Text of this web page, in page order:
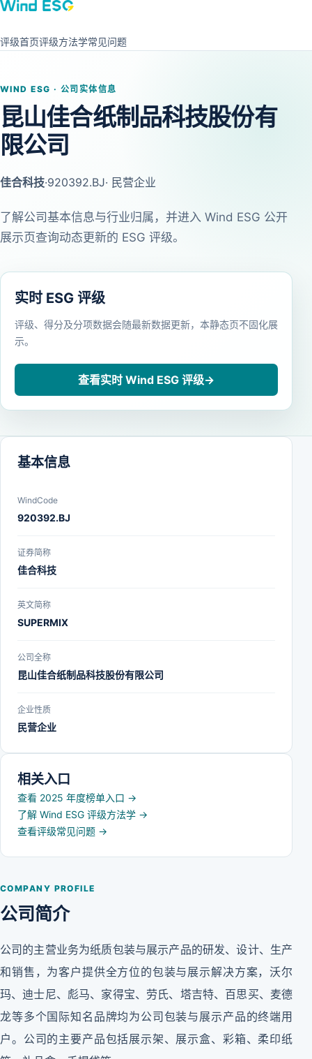
评级首页评级方法学常见问题
WIND ESG · 公司实体信息
昆山佳合纸制品科技股份有
限公司
佳合科技·920392.BJ· 民营企业
了解公司基本信息与行业归属，并进入 Wind ESG 公开
展示页查询动态更新的 ESG 评级。
实时 ESG 评级
评级、得分及分项数据会随最新数据更新，本静态页不固化展
示。
查看实时 Wind ESG 评级→
COMPANY PROFILE
公司简介
公司的主营业务为纸质包装与展示产品的研发、设计、生产
和销售，为客户提供全方位的包装与展示解决方案，沃尔
玛、迪士尼、彪马、家得宝、劳氏、塔吉特、百思买、麦德
龙等多个国际知名品牌均为公司包装与展示产品的终端用
户。公司的主要产品包括展示架、展示盒、彩箱、柔印纸
基本信息
WindCode
920392.BJ
证券简称
佳合科技
英文简称
SUPERMIX
公司全称
昆山佳合纸制品科技股份有限公司
企业性质
民营企业
相关入口
查看 2025 年度榜单入口 →
了解 Wind ESG 评级方法学 →
查看评级常见问题 →